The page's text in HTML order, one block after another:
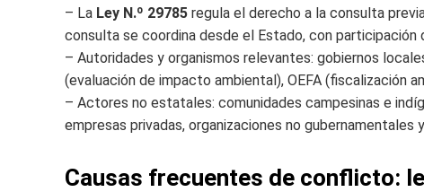
– La Ley N.º 29785 regula el derecho a la consulta
consulta se coordina desde el Estado, con participación
– Autoridades y organismos relevantes: gobiernos
(evaluación de impacto ambiental), OEFA (fiscalización
– Actores no estatales: comunidades campesinas e
empresas privadas, organizaciones no gubernamentales
Causas frecuentes de conflicto: